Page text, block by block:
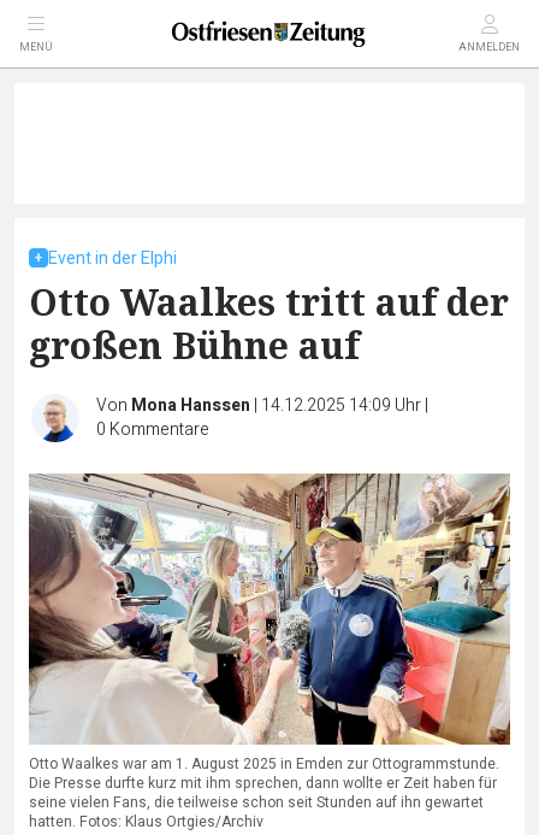
MENÜ ANMELDEN
Event in der Elphi
Otto Waalkes tritt auf der
großen Bühne auf
Von Mona Hanssen | 14.12.2025 14:09 Uhr|
0 Kommentare
Otto Waalkes war am 1. August 2025 in Emden zur Ottogrammstunde.
Die Presse durfte kurz mit ihm sprechen, dann wollte er Zeit haben für
seine vielen Fans, die teilweise schon seit Stunden auf ihn gewartet
hatten. Fotos: Klaus Ortgies/Archiv